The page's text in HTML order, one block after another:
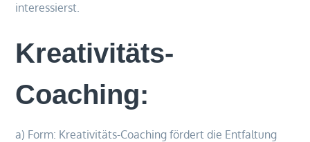
interessierst.
Kreativitäts-
Coaching:
a) Form: Kreativitäts-Coaching fördert die Entfaltung